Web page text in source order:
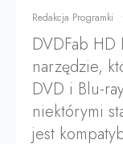
Redakcja Programki
DVDFab
narzędzie,
DVD i Blu-
niektórymi
jest